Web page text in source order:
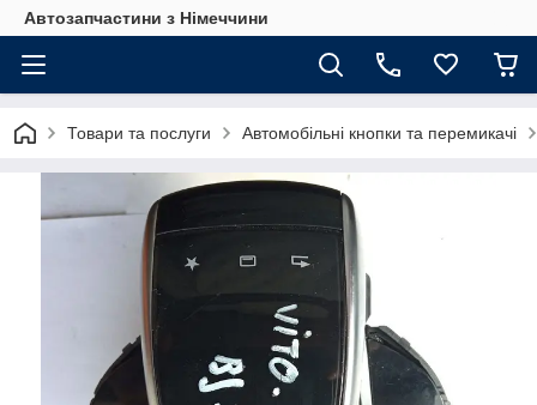
Автозапчастини з Німеччини
Товари та послуги Автомобільні кнопки та перемикачі